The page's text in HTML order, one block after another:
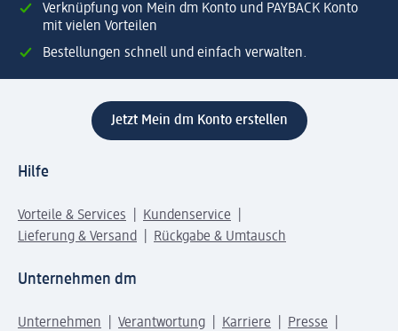
Verknüpfung von Mein dm Konto und PAYBACK Konto
mit vielen Vorteilen
Bestellungen schnell und einfach verwalten.
Jetzt Mein dm Konto erstellen
Hilfe
Vorteile & Services
Kundenservice
Lieferung & Versand
Rückgabe & Umtausch
Unternehmen dm
Unternehmen Verantwortung Karriere
Presse